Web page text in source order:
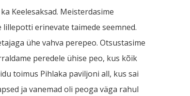
Keelesaksad. Meisterdasime
erinevate taimede seemned.
ühe vahva perepeo. Otsustasime
peredele ühise peo, kus kõik
toimus Pihlaka paviljoni all, kus sai
ja vanemad oli peoga väga rahul